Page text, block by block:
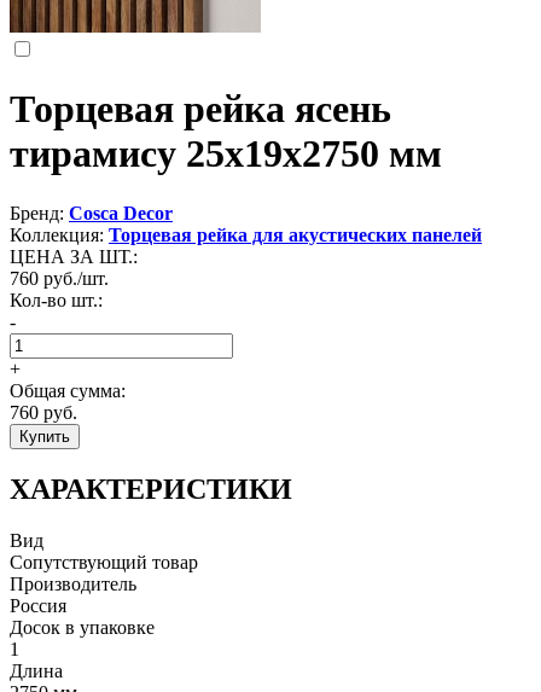
Торцевая рейка ясень
тирамису 25x19x2750 мм
Бренд: Cosca Decor
Коллекция: Торцевая рейка для акустических панелей
ЦЕНА ЗА ШТ.:
760 руб./шт.
Кол-во шт.:
-
+
Общая сумма:
760 руб.
Купить
ХАРАКТЕРИСТИКИ
Вид
Сопутствующий товар
Производитель
Россия
Досок в упаковке
1
Длина